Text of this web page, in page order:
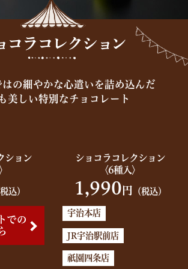
はの細やかな心遣いを詰め込んだ
美しい特別なチョコレート
ション
税込）
での
ショコラコレクション
〈6種入〉
1,990 円 （税込）
宇治本店
JR宇治駅前店
祇園四条店